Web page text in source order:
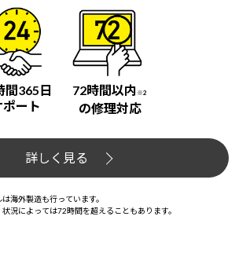
間365日
ポート
72時間以内 ※2
の修理対応
詳しく見る
海外製造も行っています。
況によっては72時間を超えることもあります。